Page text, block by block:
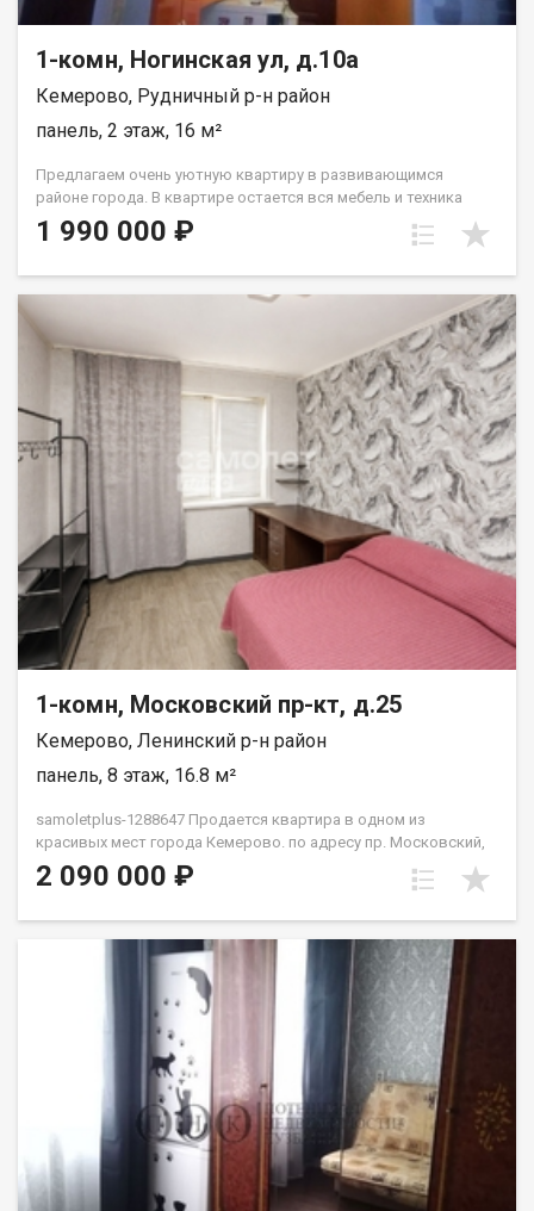
1-комн, Ногинская ул, д.10а
Кемерово, Рудничный р-н район
панель, 2 этаж, 16 м²
Предлагаем очень уютную квартиру в развивающимся
районе города. В квартире остается вся мебель и техника
(кухня, диван, шкаф, ст.машина, микроволновка). У
стеклопакета две рабочие створки, натяжной потолок,
направления в т.ч. торговые центры. Один собственник -
взрослый. Лена Васильева
1 990 000 ₽
1-комн, Московский пр-кт, д.25
Кемерово, Ленинский р-н район
панель, 8 этаж, 16.8 м²
samoletplus-1288647 Продается квартира в одном из
красивых мест города Кемерово. по адресу пр. Московский,
25 Квартира расположена на 8 этаже 9‑этажного дома.
Отличное сочетание цены и готовности к быстрой сделке.
этого объекта недвижимости: классный район для
проживания и сдачи в аренду ликвидность для последующей
сдачи в аренду или перепродажи доступная цена развитая
инфраструктура, рядом школа 78, 3 детских сада, ТЦ Лето
сити, магазины, остановка, детская поликлиника,
прогулочные зоны, футбольное поле. Неподалеку сквер. Один
взрослый собственник быстрый выход на сделку Приобретая
недвижимость через Федеральное Агентство Недвижимости
"Самолёт Плюс" Вы получаете: Гарантия юридической
чистоты сделки от компании, которая работает на рынке
недвижимости в городе Кемерово с 2010 года! Выгодная
ипотека только для клиентoв Cамолёт плюc! Платежи
2 090 000 ₽